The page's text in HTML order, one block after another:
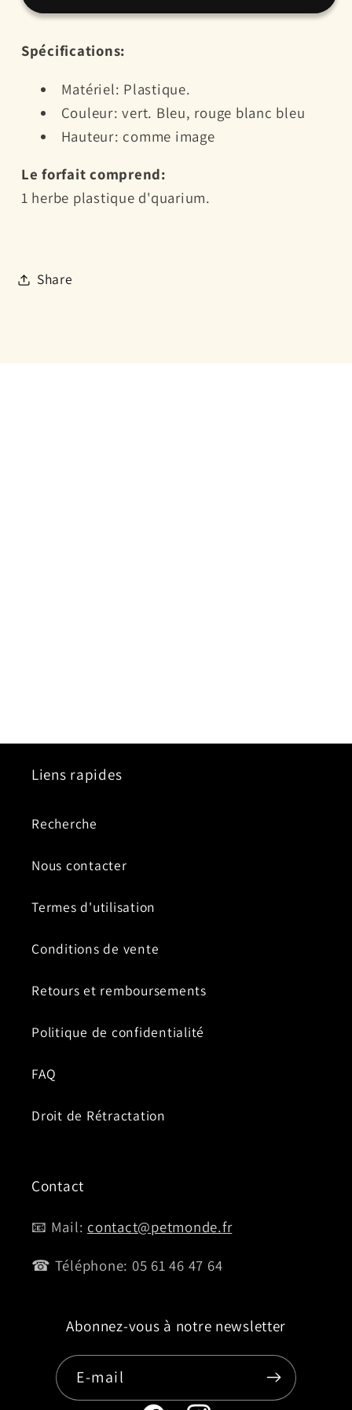
artificielles
pour
aquarium
plusieurs
tailles/couleurs
artificielles
pour
plusieurs
tailles/couleurs
Spécifications:
Matériel: Plastique.
Couleur: vert. Bleu, rouge blanc bleu
Hauteur: comme image
Le forfait comprend:
1 herbe plastique d'quarium.
Share
Liens rapides
Recherche
Nous contacter
Termes d'utilisation
Conditions de vente
Retours et remboursements
Politique de confidentialité
FAQ
Droit de Rétractation
Contact
📧 Mail: contact@petmonde.fr
☎ Téléphone: 05 61 46 47 64
Abonnez-vous à notre newsletter
E-mail